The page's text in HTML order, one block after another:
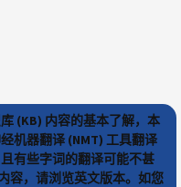
(KB) 内容的基本了解，本
机器翻译 (NMT) 工具翻译
有些字词的翻译可能不甚
容，请浏览英文版本。如您